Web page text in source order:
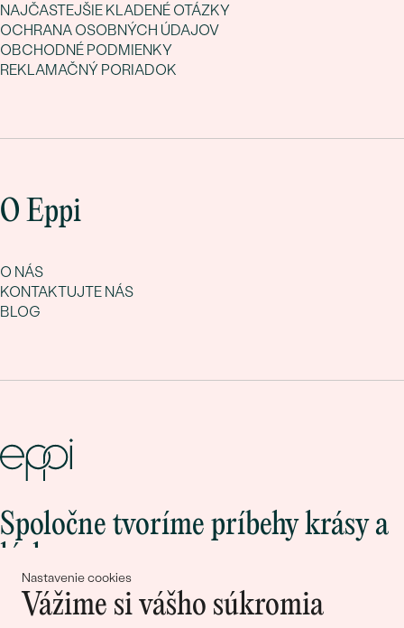
Nastavenie cookies
Vážime si vášho súkromia
NAJČASTEJŠIE KLADENÉ OTÁZKY
OCHRANA OSOBNÝCH ÚDAJOV
OBCHODNÉ PODMIENKY
REKLAMAČNÝ PORIADOK
O Eppi
O NÁS
KONTAKTUJTE NÁS
BLOG
Spoločne tvoríme príbehy krásy a
lásky
Pripojte sa k nám!